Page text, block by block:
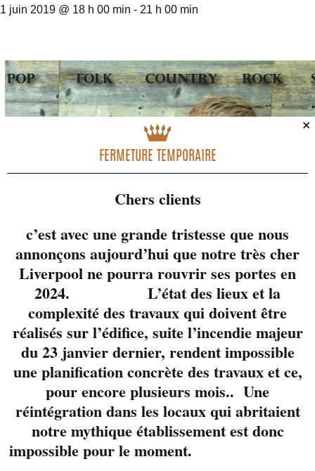
1 juin 2019 @ 18 h 00 min - 21 h 00 min
Patsy Sanders
Musique,Cathy
Laplante,
✕
FERMETURE TEMPORAIRE
Chers clients
c’est avec une grande tristesse que nous
annonçons aujourd’hui que notre très cher
Liverpool ne pourra rouvrir ses portes en
2024. L’état des lieux et la
complexité des travaux qui doivent être
réalisés sur l’édifice, suite l’incendie majeur
du 23 janvier dernier, rendent impossible
une planification concrète des travaux et ce,
pour encore plusieurs mois.. Une
réintégration dans les locaux qui abritaient
notre mythique établissement est donc
impossible pour le moment.